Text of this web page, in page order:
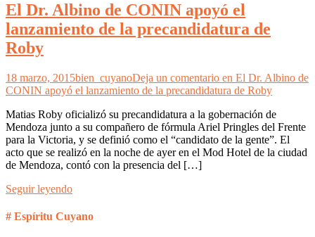
El Dr. Albino de CONIN apoyó el
lanzamiento de la precandidatura de
Roby
18 marzo, 2015bien_cuyanoDeja un comentario en El Dr. Albino de
CONIN apoyó el lanzamiento de la precandidatura de Roby
Matias Roby oficializó su precandidatura a la gobernación de
Mendoza junto a su compañero de fórmula Ariel Pringles del Frente
para la Victoria, y se definió como el “candidato de la gente”. El
acto que se realizó en la noche de ayer en el Mod Hotel de la ciudad
de Mendoza, contó con la presencia del […]
Seguir leyendo
# Espíritu Cuyano